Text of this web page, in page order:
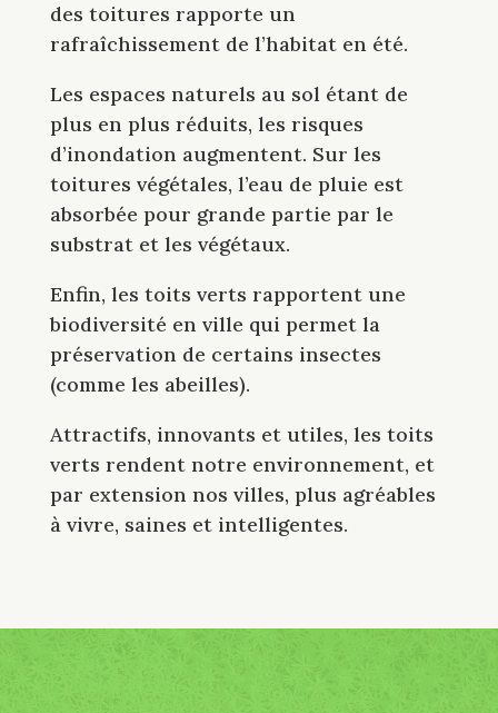
des toitures rapporte un
rafraîchissement de l’habitat en été.
Les espaces naturels au sol étant de
plus en plus réduits, les risques
d’inondation augmentent. Sur les
toitures végétales, l’eau de pluie est
absorbée pour grande partie par le
substrat et les végétaux.
Enfin, les toits verts rapportent une
biodiversité en ville qui permet la
préservation de certains insectes
(comme les abeilles).
Attractifs, innovants et utiles, les toits
verts rendent notre environnement, et
par extension nos villes, plus agréables
à vivre, saines et intelligentes.